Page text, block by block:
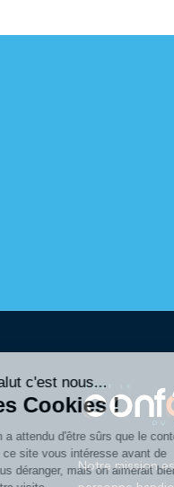
Notre mission